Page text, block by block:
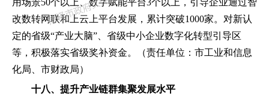
改数转网联和上云上平台发展 ， 累计突破1000家。对新认
定的省级“产业大脑” 、省级中小企业数字化转型引导区
等 ， 积极落实省级奖补资金。 （责任单位 ： 市工业和信息
化局、市财政局）
十八、提升产业链群集聚发展水平